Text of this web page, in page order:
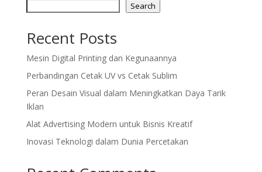
Search
Recent Posts
Mesin Digital Printing dan Kegunaannya
Perbandingan Cetak UV vs Cetak Sublim
Peran Desain Visual dalam Meningkatkan Daya Tarik
Iklan
Alat Advertising Modern untuk Bisnis Kreatif
Inovasi Teknologi dalam Dunia Percetakan